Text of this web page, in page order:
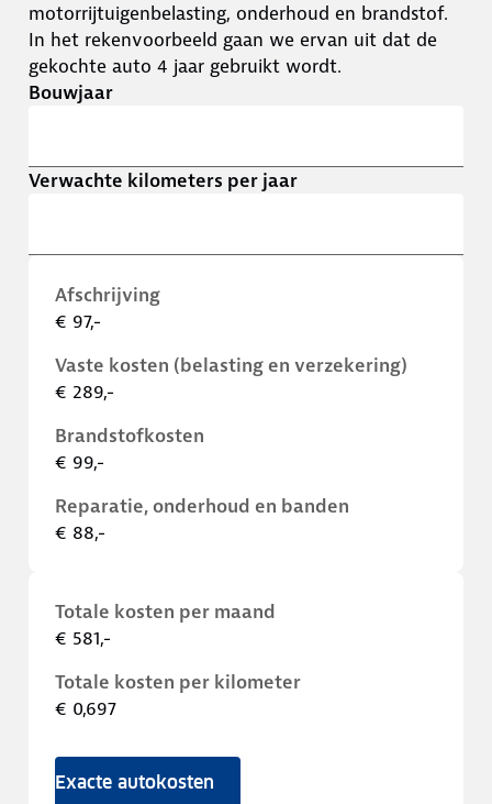
motorrijtuigenbelasting, onderhoud en brandstof.
In het rekenvoorbeeld gaan we ervan uit dat de
gekochte auto 4 jaar gebruikt wordt.
Bouwjaar
Verwachte kilometers per jaar
Afschrijving
€ 97,-
Vaste kosten (belasting en verzekering)
€ 289,-
Brandstofkosten
€ 99,-
Reparatie, onderhoud en banden
€ 88,-
Totale kosten per maand
€ 581,-
Totale kosten per kilometer
€ 0,697
Exacte autokosten